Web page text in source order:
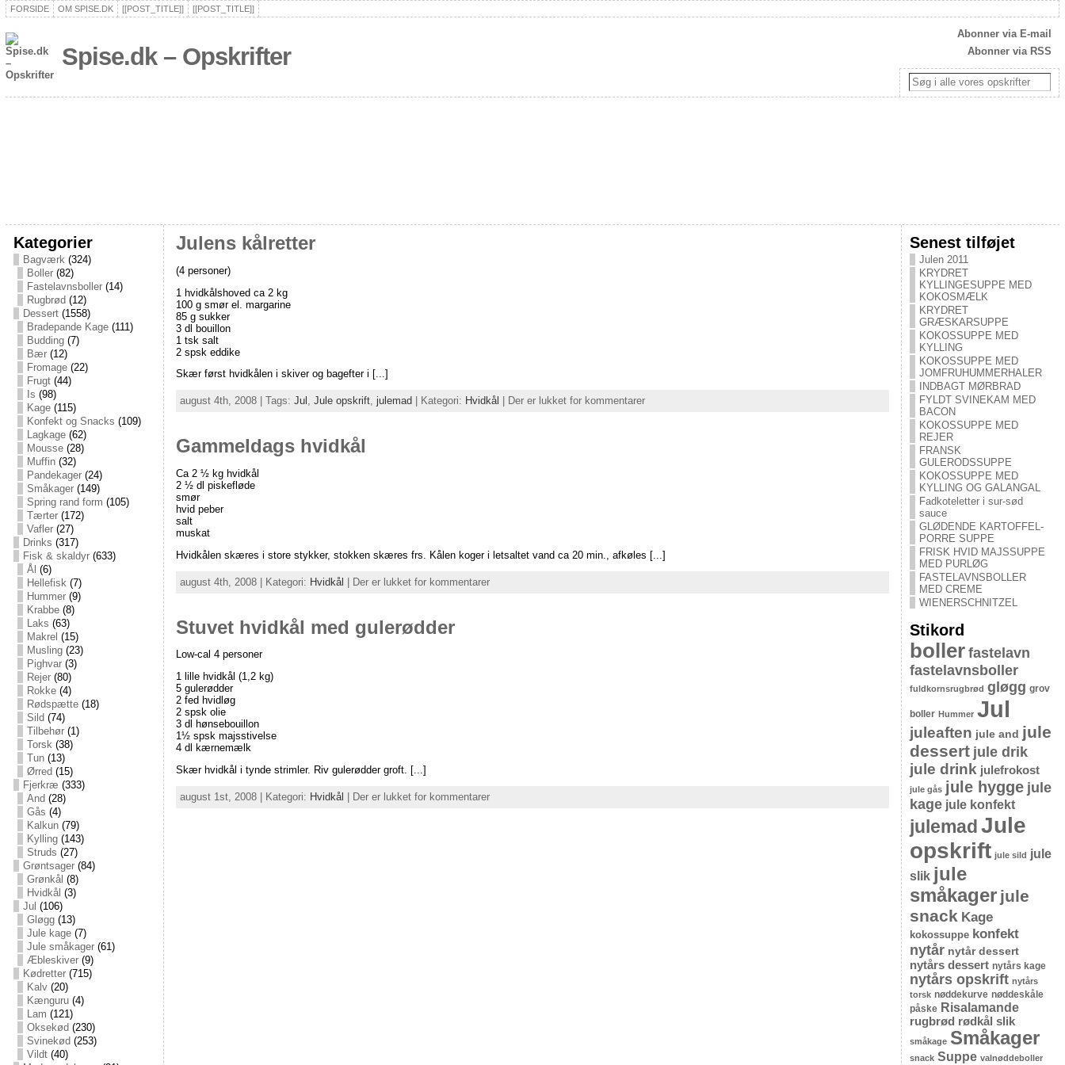
FORSIDE OM SPISE.DK [[POST_TITLE]] [[POST_TITLE]]
Spise.dk – Opskrifter
Abonner via E-mail
Abonner via RSS
Kategorier
Bagværk(324)
Boller(82)
Fastelavnsboller(14)
Rugbrød (12)
Dessert(1558)
Bradepande Kage(111)
Budding(7)
Bær(12)
Fromage(22)
Frugt(44)
Is (98)
Kage(115)
Konfekt og Snacks (109)
Lagkage(62)
Mousse(28)
Muffin(32)
Pandekager(24)
Småkager(149)
Spring rand form (105)
Tærter(172)
Vafler(27)
Drinks (317)
Fisk & skaldyr(633)
Ål (6)
Hellefisk(7)
Hummer(9)
Krabbe(8)
Laks (63)
Makrel (15)
Musling(23)
Pighvar(3)
Rejer(80)
Rokke(4)
Rødspætte(18)
Sild (74)
Tilbehør(1)
Torsk(38)
Tun(13)
Ørred (15)
Fjerkræ (333)
And (28)
Gås (4)
Kalkun(79)
Kylling(143)
Struds (27)
Grøntsager(84)
Grønkål (8)
Hvidkål (3)
Jul (106)
Gløgg(13)
Jule kage(7)
Jule småkager(61)
Æbleskiver(9)
Kødretter(715)
Kalv(20)
Kænguru(4)
Lam (121)
Oksekød (230)
Svinekød (253)
Vildt(40)
Julens kålretter
(4 personer)
1 hvidkålshoved ca 2 kg
100 g smør el. margarine
85 g sukker
3 dl bouillon
1 tsk salt
2 spsk eddike
Skær først hvidkålen i skiver og bagefter i [...]
august 4th, 2008 | Tags: Jul , Jule opskrift, julemad | Kategori: Hvidkål Der er lukket for kommentarer
Gammeldags hvidkål
Ca 2 ½ kg hvidkål
2 ½ dl piskefløde
smør
hvid peber
salt
muskat
Hvidkålen skæres i store stykker, stokken skæres frs. Kålen koger i letsaltet vand ca 20 min., afkøles [...]
august 4th, 2008 | Kategori: Hvidkål | Der er lukket for kommentarer
Stuvet hvidkål med gulerødder
Low-cal 4 personer
1 lille hvidkål (1,2 kg)
5 gulerødder
2 fed hvidløg
2 spsk olie
3 dl hønsebouillon
1½ spsk majsstivelse
4 dl kærnemælk
Skær hvidkål i tynde strimler. Riv gulerødder groft. [...]
august 1st, 2008 | Kategori: Hvidkål Der er lukket for kommentarer
Senest tilføjet
Julen 2011
KRYDRET
KYLLINGESUPPE MED
KOKOSMÆLK
KRYDRET
GRÆSKARSUPPE
KOKOSSUPPE MED
KYLLING
KOKOSSUPPE MED
JOMFRUHUMMERHALER
INDBAGT MØRBRAD
FYLDT SVINEKAM MED
BACON
KOKOSSUPPE MED
REJER
FRANSK
GULERODSSUPPE
KOKOSSUPPE MED
KYLLING OG GALANGAL
Fadkoteletter i sur-sød
sauce
GLØDENDE KARTOFFEL-
PORRE SUPPE
FRISK HVID MAJSSUPPE
MED PURLØG
FASTELAVNSBOLLER
MED CREME
WIENERSCHNITZEL
Stikord
boller fastelavn
fastelavnsboller
fuldkornsrugbrød gløgg grov
boller Hummer Jul
juleaften jule and jule
dessert jule drik
jule drink julefrokost
jule gås jule hygge jule
kage jule konfekt
julemad Jule
opskrift jule sild jule
slik jule
småkager jule
snack Kage
kokossuppe konfekt
nytår nytår dessert
nytårs dessert nytårs kage
nytårs opskrift nytårs
torsk nøddekurve nøddeskåle
påske Risalamande
rugbrød rødkål slik
småkage Småkager
snack Suppe valnøddeboller